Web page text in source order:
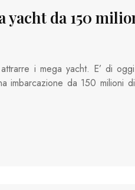
yacht da 150
i mega yacht. E’ di oggi
imbarcazione da 150 milioni di